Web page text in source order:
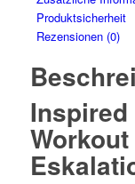
Produktsicherheit
Rezensionen (0)
Inspired